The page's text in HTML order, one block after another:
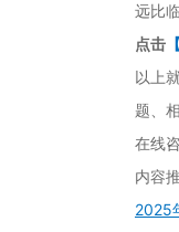
远比
点击
以上
题、
在线
内容
2025